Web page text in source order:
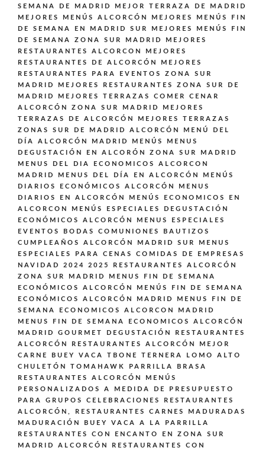
SEMANA DE MADRID
MEJOR TERRAZA DE MADRID
MEJORES MENÚS ALCORCÓN
MEJORES MENÚS FIN
DE SEMANA EN MADRID SUR
MEJORES MENÚS FIN
DE SEMANA ZONA SUR MADRID
MEJORES
RESTAURANTES ALCORCON
MEJORES
RESTAURANTES DE ALCORCÓN
MEJORES
RESTAURANTES PARA EVENTOS ZONA SUR
MADRID
MEJORES RESTAURANTES ZONA SUR DE
MADRID
MEJORES TERRAZAS COMER CENAR
ALCORCÓN ZONA SUR MADRID
MEJORES
TERRAZAS DE ALCORCÓN
MEJORES TERRAZAS
ZONAS SUR DE MADRID ALCORCÓN
MENÚ DEL
DÍA ALCORCÓN MADRID
MENÚS
MENUS
DEGUSTACIÓN EN ALCORÓN ZONA SUR MADRID
MENUS DEL DIA ECONOMICOS ALCORCON
MADRID
MENUS DEL DÍA EN ALCORCÓN
MENÚS
DIARIOS ECONÓMICOS ALCORCÓN
MENUS
DIARIOS EN ALCORCÓN
MENÚS ECONOMICOS EN
ALCORCON
MENÚS ESPECIALES DEGUSTACIÓN
ECONÓMICOS ALCORCÓN
MENUS ESPECIALES
EVENTOS BODAS COMUNIONES BAUTIZOS
CUMPLEAÑOS ALCORCÓN MADRID SUR
MENUS
ESPECIALES PARA CENAS COMIDAS DE EMPRESAS
NAVIDAD 2024 2025 RESTAURANTES ALCORCÓN
ZONA SUR MADRID
MENUS FIN DE SEMANA
ECONÓMICOS ALCORCÓN
MENÚS FIN DE SEMANA
ECONÓMICOS ALCORCÓN MADRID
MENUS FIN DE
SEMANA ECONOMICOS ALCORCON MADRID
MENUS FIN DE SEMANA ECONOMICOS ALCORCÓN
MADRID GOURMET DEGUSTACIÓN
RESTAURANTES
ALCORCÓN
RESTAURANTES ALCORCÓN MEJOR
CARNE BUEY VACA TBONE TERNERA LOMO ALTO
CHULETÓN TOMAHAWK PARRILLA BRASA
RESTAURANTES ALCORCÓN MENÚS
PERSONALIZADOS A MEDIDA DE PRESUPUESTO
PARA GRUPOS CELEBRACIONES
RESTAURANTES
ALCORCÓN,
RESTAURANTES CARNES MADURADAS
MADURACIÓN BUEY VACA A LA PARRILLA
RESTAURANTES CON ENCANTO EN ZONA SUR
MADRID ALCORCÓN
RESTAURANTES CON